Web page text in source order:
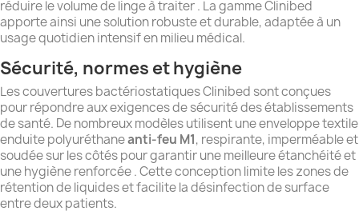
réduire le volume de linge à traiter . La gamme Clinibed
apporte ainsi une solution robuste et durable, adaptée à un
usage quotidien intensif en milieu médical.
Sécurité, normes et hygiène
Les couvertures bactériostatiques Clinibed sont conçues
pour répondre aux exigences de sécurité des établissements
de santé. De nombreux modèles utilisent une enveloppe textile
enduite polyuréthaneanti-feu M1, respirante, imperméable et
soudée sur les côtés pour garantir une meilleure étanchéité et
une hygiène renforcée . Cette conception limite les zones de
rétention de liquides et facilite la désinfection de surface
entre deux patients.